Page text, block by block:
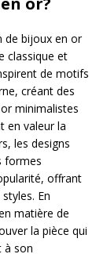
de bijoux en or
classique et
de motifs
créant des
minimalistes
en valeur la
les designs
formes
offrant
En
matière de
la pièce qui
à son